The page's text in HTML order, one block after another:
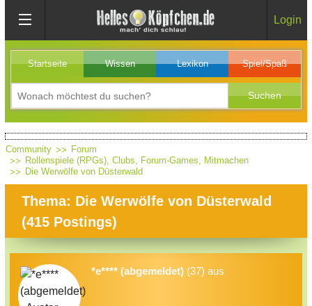
Login
Startseite Wissen Lexikon Spiel/Spaß
Community
Forum
Rollenspiele (RPGs), Clubs, Forum-Games, Mitmachen
Die Werwölfe von Düsterwald
Thema: Die Werwölfe von Düsterwald
(415 Postings)
*e**** (abgemeldet) (37) aus